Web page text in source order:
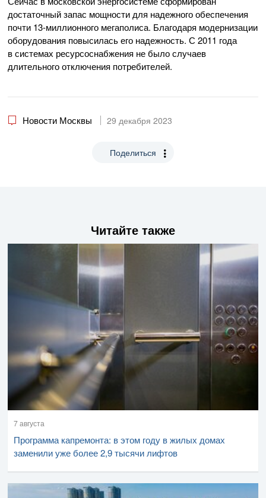
достаточный запас мощности для надежного обеспечения
почти 13-миллионного мегаполиса. Благодаря модернизации
оборудования повысилась его надежность. С 2011 года
в системах ресурсоснабжения не было случаев
длительного отключения потребителей.
Новости Москвы 29 декабря 2023
Поделиться
Читайте также
7 августа
Программа капремонта: в этом году в жилых домах
заменили уже более 2,9 тысячи лифтов